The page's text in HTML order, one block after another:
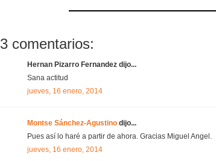
3 comentarios:
Hernan Pizarro Fernandez dijo...
Sana actitud
jueves, 16 enero, 2014
Montse Sánchez-Agustino dijo...
Pues así lo haré a partir de ahora. Gracias Miguel Angel.
jueves, 16 enero, 2014